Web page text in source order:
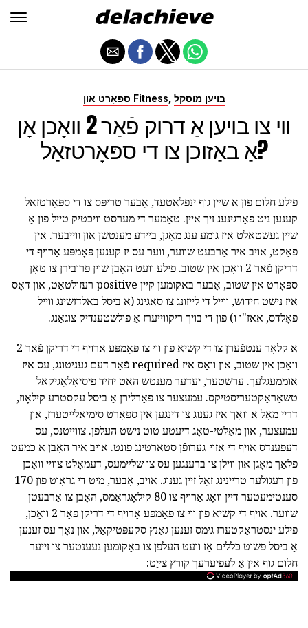
ספּאָרט און Fitness, בויען מוסקל
ווי צו בויען אַ דרוק פֿאַר 2 וואָכן אָן
אַ באַזוכן צו די ספּאָרטזאַל?
פילע חלום פון אַ שיין גוף ינפלאַטעד, אָבער טריפּס צו די ספּאָרטזאַל
קענען ניט פאַרגינענ זיך איין. טאָמער די מערסט וויכטיק טייל פון אַ
שיין געשטאַלט איז גומע ענג מאָגן, ביידע מענטשן און ווייבער. אין
פאַקט, אויב איר אַרבעט שווער, ווער עס יז קענען פּאָמפּע אַרויף די
דריקן פֿאַר 2 וואָכן
אין שטוב. פילע וועט האָבן שוין פּרובירן צו טאָן
ספּאָרט אין שטוב, אָבער באקומען קיין positive רעזולטאַט, און דאָס
איז נישט חידוש, ווייַל די לייזונג צו סאַגינג (אַ ביסל באַלדזשינג ווייל
פאָלדס, אאז"ו ו) פון די בויך ריקווייערז אַ פולשטענדיק צוגאַנג.
אַ קלאָר ענטפֿערן צו די קשיא פון ווי צו פּאָמפּע אַרויף די דריקן פֿאַר 2
וואָכן אין שטוב, און וואָס איז required פֿאַר דעם געניטונג, עס איז
אוממעגלעך. ערשטער, יעדער מענטש האט יחיד פיסיאָלאָגיקאַל
טשאַראַקטעריסטיקס. עמעצער צו פאַרלירן אַ ביסל עקסטרע קילאָוז,
דרייַ מאָל אַ וואָך איז גענוג צו דינגען אין ספּאָרט סימיאַלייטערז, און
עמעצער, און מאַלטי-טאָג דיעטע טוט נישט העלפן. צווייטנס, עס
דעפּענדס אויף די אַזוי-גערופֿן סטאַרטינג פונט. אויב איר האָבן אַ כמעט
פלאַך מאָגן און ווילן צו ברענגען עס צו שליימעס, דעמאָלט צוויי וואָכן
פון רעגולער טריינינג זאָל זיין גענוג. אויב, אָבער, מיט די גראָוט פון 170
סענטימעטער דיין וואָג אַרויף צו 80 קילאָגראַמס, האָבן צו אַרבעטן
שווער. אויף די קשיא פון ווי צו פּאָמפּע אַרויף די דריקן פֿאַר 2 וואָכן,
פילע ינסטראַקטערז גימס זענען גאַנץ סקעפּטיקאַל, און נאָך עס זענען
אַ ביסל פּשוט כּללים אַז וועט העלפן צו באַקומען נעענטער צו זייער
חלום גוף אין אַ לעפיערעך קורץ צייַט: